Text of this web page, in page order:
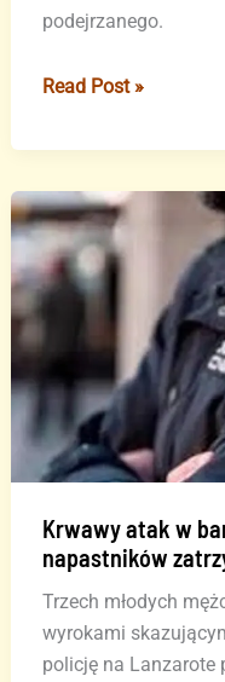
podejrzanego.
Mężczyzna
swojego
podczas
kłótni
rodzinnej
Read Post »
Krwawy atak w
napastników
Trzech młodych
wyrokami
policję na Lanzarote